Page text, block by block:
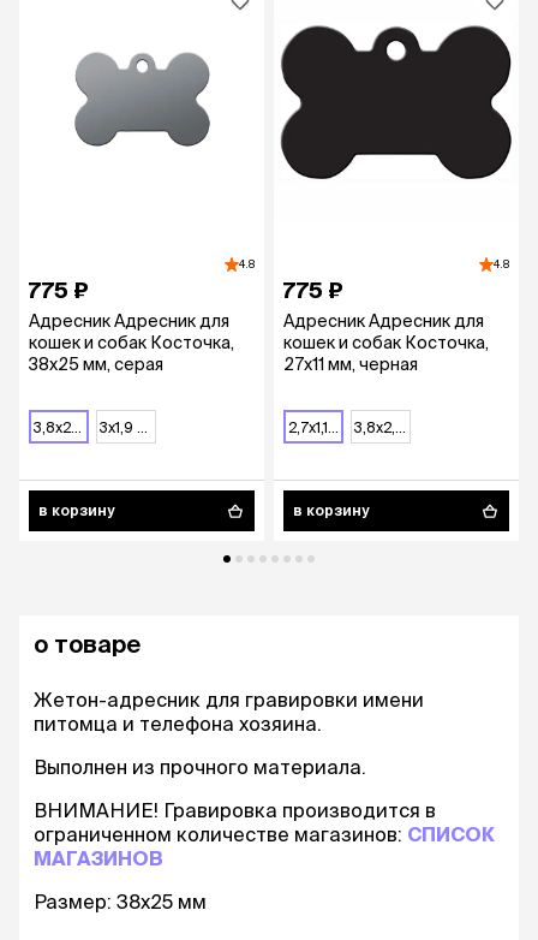
4.8
775 ₽
Адресник Адресник для
кошек и собак Косточка,
38х25 мм, серая
в корзину
4.8
775 ₽
Адресник Адресник для
кошек и собак Косточка,
27х11 мм, черная
в корзину
о товаре
Жетон-адресник для гравировки имени
питомца и телефона хозяина.
Выполнен из прочного материала.
ВНИМАНИЕ! Гравировка производится в
ограниченном количестве магазинов: СПИСОК
МАГАЗИНОВ
Размер: 38х25 мм